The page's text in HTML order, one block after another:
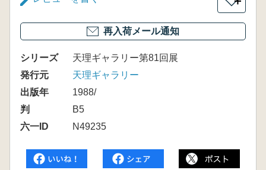
再入荷メール通知
シリーズ
天理ギャラリー第81回展
発行元
天理ギャラリー
出版年
1988/
判
B5
六一ID
N49235